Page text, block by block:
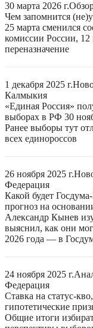
30 марта 2026 г.
Чем запомнится
25 марта сменился
комиссии России,
переназначение
1 декабря 2025 г.
Калмыкия
«Единая Россия»
выборах в РФ 30
Ранее выборы тут
всех единороссов
26 ноября 2025 г.
Федерация
Какой будет
прогноз на
Александр Кынев
выяснил, как они
2026 года — в
24 ноября 2025 г.
Федерация
Ставка на статус-
гипотетические
Общие итоги